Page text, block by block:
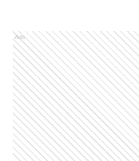
Ads